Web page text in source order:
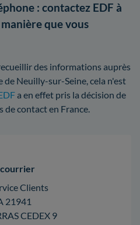
: contactez EDF à
que vous
des informations auprès
de Neuilly-sur-Seine, cela n'est
a en effet pris la décision de
de contact en France.
Clients
21941
CEDEX 9